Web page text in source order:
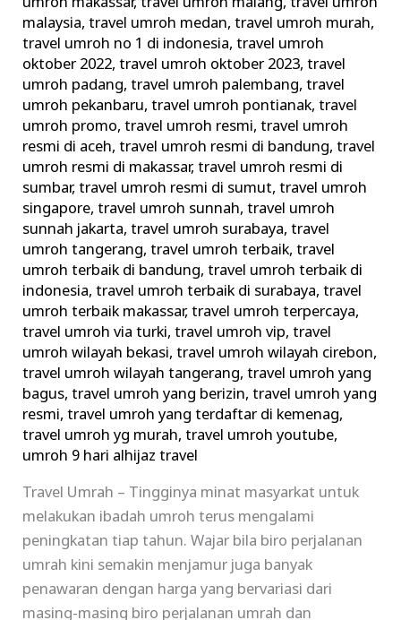
malaysia,travel umroh medan,travel umroh murah,
travel umroh no 1 di indonesia,travel umroh
oktober 2022,travel umroh oktober 2023,travel
umroh padang,travel umroh palembang,travel
umroh pekanbaru,travel umroh pontianak,travel
umroh promo,travel umroh resmi,travel umroh
resmi di aceh,travel umroh resmi di bandung,travel
umroh resmi di makassar,travel umroh resmi di
sumbar,travel umroh resmi di sumut,travel umroh
singapore,travel umroh sunnah,travel umroh
sunnah jakarta,travel umroh surabaya,travel
umroh tangerang,travel umroh terbaik,travel
umroh terbaik di bandung,travel umroh terbaik di
indonesia,travel umroh terbaik di surabaya,travel
umroh terbaik makassar,travel umroh terpercaya,
travel umroh via turki,travel umroh vip,travel
umroh wilayah bekasi,travel umroh wilayah cirebon,
travel umroh wilayah tangerang,travel umroh yang
bagus,travel umroh yang berizin,travel umroh yang
resmi,travel umroh yang terdaftar di kemenag,
travel umroh yg murah,travel umroh youtube,
umroh 9 hari alhijaz travel
Travel Umrah – Tingginya minat masyarkat untuk
melakukan ibadah umroh terus mengalami
peningkatan tiap tahun. Wajar bila biro perjalanan
umrah kini semakin menjamur juga banyak
penawaran dengan harga yang bervariasi dari
masing-masing biro perjalanan umrah dan